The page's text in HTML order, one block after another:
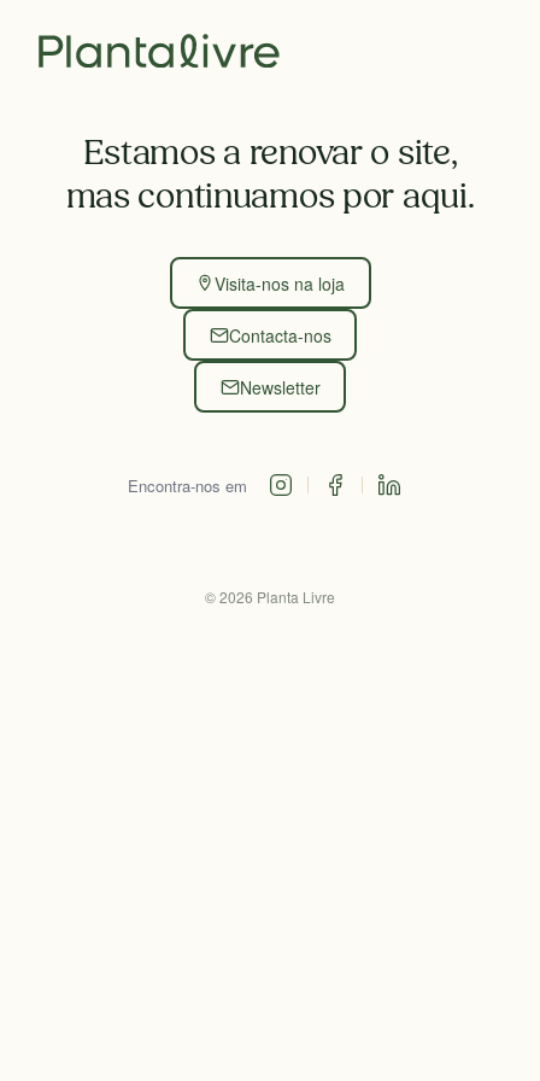
Estamos a renovar o site,
mas continuamos por aqui.
Visita-nos na loja
Contacta-nos
Newsletter
Encontra-nos em
©2026 Planta Livre